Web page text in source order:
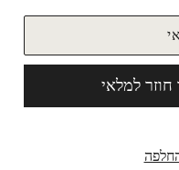
למלאי